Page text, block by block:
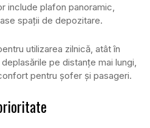
include plafon panoramic,
spații de depozitare.
utilizarea zilnică, atât în
pe distanțe mai lungi,
pentru șofer și pasageri.